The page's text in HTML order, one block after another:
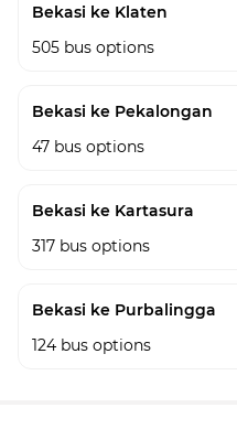
Bekasi ke Klaten
505 bus options
Bekasi ke Pekalongan
47 bus options
Bekasi ke Kartasura
317 bus options
Bekasi ke Purbalingga
124 bus options